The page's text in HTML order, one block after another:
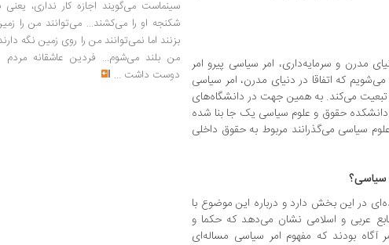
مدرن و سرمایه‌داری، امر سیاسی پیرو امر
که اتفاقا در دنیای مدرن، امر سیاسی
تبعیت می‌کند. به همین جهت در دانشگاه‌های
دانشکده حقوق و علوم سیاسی یک جا بنا شده
سیاسی می‌گذرانند مربوط به حقوق داخلی
سیاسی؟
در این بخش دارد و درباره این موضوع با
عربی و اسلامی نشان می‌دهد که حکما و
آگاه بودند که مفهوم امر سیاسی مساله‌ای
سینماست می‌گویند اجازه کار نداری، یعنی
شکنجه او را می‌کشند... می‌توانند من را
بزنند اما نمی‌توانند من را روی زمین نگه
من بلند می‌شوم... فردین عاشقانه مردم
دوست داشت ...